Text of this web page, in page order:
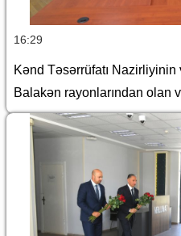
16:29
Kənd Təsərrüfatı
Balakən rayonlarından olan